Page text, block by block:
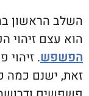
בהליך
זיהוי
. זיהוי
כמה כלים